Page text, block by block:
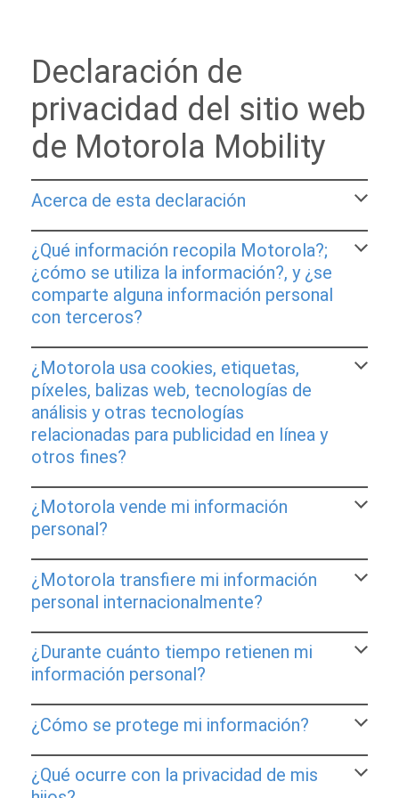
Declaración de
privacidad del sitio web
de Motorola Mobility
Acerca de esta declaración
¿Qué información recopila Motorola?;
¿cómo se utiliza la información?, y ¿se
comparte alguna información personal
con terceros?
¿Motorola usa cookies, etiquetas,
píxeles, balizas web, tecnologías de
análisis y otras tecnologías
relacionadas para publicidad en línea y
otros fines?
¿Motorola vende mi información
personal?
¿Motorola transfiere mi información
personal internacionalmente?
¿Durante cuánto tiempo retienen mi
información personal?
¿Cómo se protege mi información?
¿Qué ocurre con la privacidad de mis